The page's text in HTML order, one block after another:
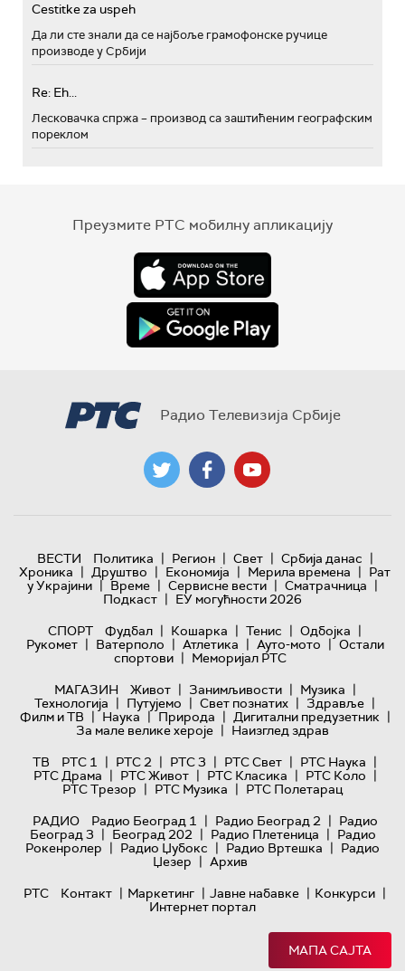
Cestitke za uspeh
Да ли сте знали да се најбоље грамофонске ручице
производе у Србији
Re: Eh...
Лесковачка спржа – производ са заштићеним географским
пореклом
Преузмите РТС мобилну апликацију
Радио Телевизија Србије
ВЕСТИ Политика | Регион | Свет | Србија данас |
Хроника | Друштво | Економија | Мерила времена | Рат
у Украјини | Време | Сервисне вести | Сматрачница |
Подкаст | ЕУ могућности 2026
СПОРТ
Фудбал | Кошарка | Тенис | Одбојка |
Рукомет | Ватерполо | Атлетика | Ауто-мото | Остали
спортови | Меморијал РТС
МАГАЗИН
Живот | Занимљивости | Музика |
Технологијa | Путујемо | Свет познатих | Здравље |
Филм и ТВ | Наука | Природа | Дигитални предузетник |
За мале велике хероје | Наизглед здрав
ТВ
РТС 1 | РТС 2 | РТС 3 | РТС Свет | РТС Наука |
РТС Драма | РТС Живот | РТС Класика | РТС Коло |
РТС Трезор | РТС Музика | РТС Полетарац
РАДИО
Радио Београд 1 | Радио Београд 2 | Радио
Београд 3 | Београд 202 | Радио Плетеница | Радио
Рокенролер | Радио Џубокс | Радио Вртешка | Радио
Џезер | Архив
РТС
Контакт | Маркетинг | Јавне набавке | Конкурси |
Интернет портал
МАПА САЈТА